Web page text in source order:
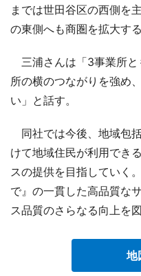
までは世田谷区の西側を
の東側へも商圏を拡大する
三浦さんは「3事業所と
所の横のつながりを強め
い」と話す。
同社では今後、地域包
けて地域住民が利用でき
スの提供を目指していく
で』の一貫した高品質な
ス品質のさらなる向上を
地